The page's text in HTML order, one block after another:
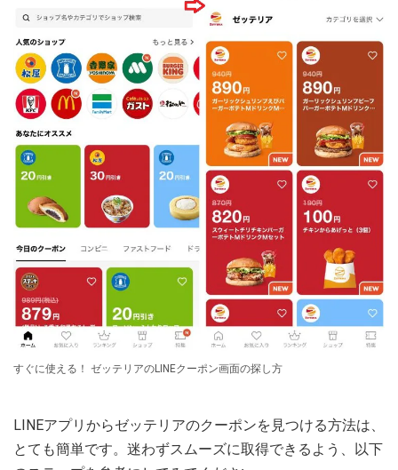
すぐに使える！ ゼッテリアのLINEクーポン画面の探し方
LINEアプリからゼッテリアのクーポンを見つける方法は、
とても簡単です。迷わずスムーズに取得できるよう、以下